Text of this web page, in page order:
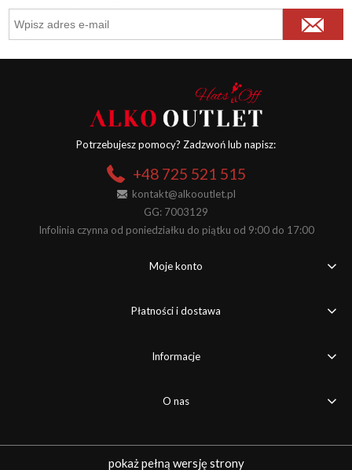
Potrzebujesz pomocy? Zadzwoń lub napisz:
+48 725 521 515
kontakt@alkooutlet.pl
GG: 7003129
Infolinia czynna od poniedziałku do piątku od 9:00 do 17:00
Moje konto
Płatności i dostawa
Informacje
O nas
pokaż pełną wersję strony